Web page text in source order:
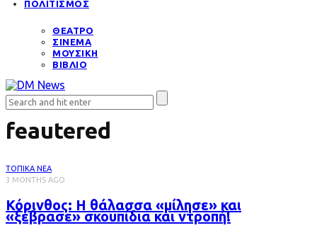
ΠΟΛΙΤΙΣΜΟΣ
ΘΕΑΤΡΟ
ΣΙΝΕΜΑ
ΜΟΥΣΙΚΗ
ΒΙΒΛΙΟ
feautered
ΤΟΠΙΚΑ ΝΕΑ
3 MONTHS AGO
Κόρινθος: Η θάλασσα «μίλησε» και
«ξέβρασε» σκουπίδια και ντροπή!